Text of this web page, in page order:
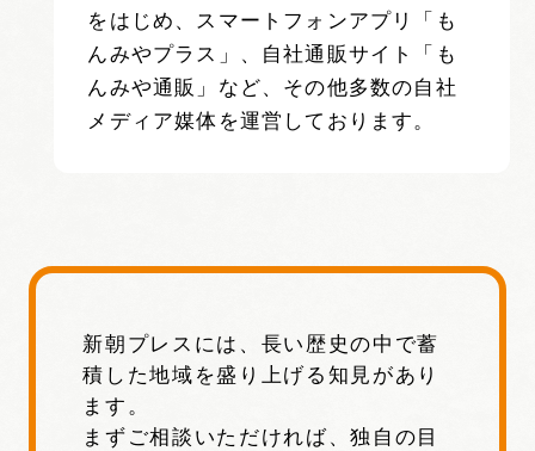
をはじめ、スマートフォンアプリ「も
んみやプラス」、自社通販サイト「も
んみや通販」など、その他多数の自社
メディア媒体を運営しております。
新朝プレスには、長い歴史の中で蓄
積した地域を盛り上げる知見があり
ます。
まずご相談いただければ、独自の目